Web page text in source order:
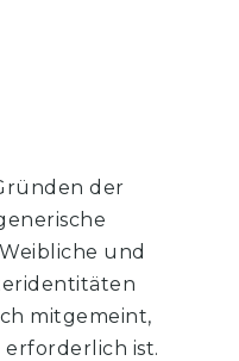
der
und
mitgemeint,
erforderlich ist.